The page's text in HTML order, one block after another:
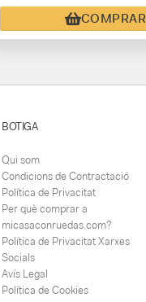
COMPRAR
BOTIGA
Qui som
Condicions de Contractació
Política de Privacitat
Per què comprar a
micasaconruedas.com?
Política de Privacitat Xarxes
Socials
Avís Legal
Política de Cookies